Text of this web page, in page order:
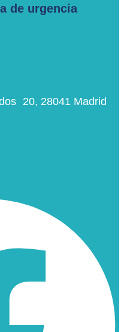
de urgencia
20, 28041 Madrid